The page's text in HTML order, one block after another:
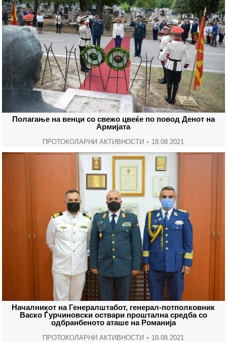
Полагање на венци со свежо цвеќе по повод Денот на
Армијата
ПРОТОКОЛАРНИ АКТИВНОСТИ 18.08.2021
Началникот на Генералштабот, генерал-потполковник
Васко Ѓурчиновски оствари проштална средба со
одбранбеното аташе на Романија
ПРОТОКОЛАРНИ АКТИВНОСТИ 18.08.2021